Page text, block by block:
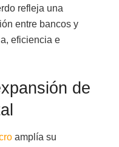
refleja una
entre bancos y
eficiencia e
de
amplía su